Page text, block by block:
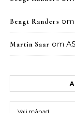
Bengt Randers om
Martin Saar om